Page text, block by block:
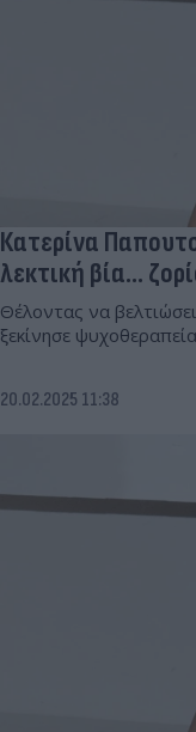
Κατερίνα
λεκτική βία...
Θέλοντας να
ξεκίνησε
20.02.2025 11:38